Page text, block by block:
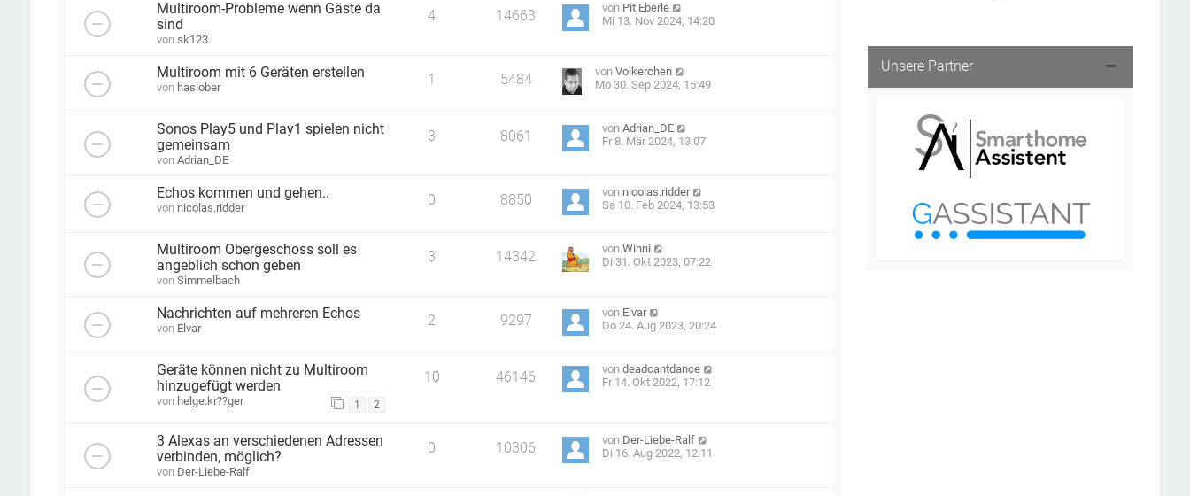
Multiroom-Probleme wenn Gäste da
sind
von sk123
4 14663
von Pit Eberle
Mi 13. Nov 2024, 14:20
Multiroom mit 6 Geräten erstellen
von haslober 1 5484
vonVolkerchen
Mo 30. Sep 2024, 15:49
Sonos Play5 und Play1 spielen nicht
gemeinsam
von Adrian_DE
3 8061
vonAdrian_DE
Fr 8. Mär 2024, 13:07
Echos kommen und gehen..
von nicolas.ridder 0 8850
von nicolas.ridder
Sa 10. Feb 2024, 13:53
Multiroom Obergeschoss soll es
angeblich schon geben
von Simmelbach
3 14342
vonWinni
Di 31. Okt 2023, 07:22
Nachrichten auf mehreren Echos
von Elvar 2 9297
von Elvar
Do 24. Aug 2023, 20:24
Geräte können nicht zu Multiroom
hinzugefügt werden
von helge.kr??ger 1 2
10 46146
vondeadcantdance
Fr 14. Okt 2022, 17:12
3 Alexas an verschiedenen Adressen
verbinden, möglich?
von Der-Liebe-Ralf
0 10306
von Der-Liebe-Ralf
Di 16. Aug 2022, 12:11
Unsere Partner